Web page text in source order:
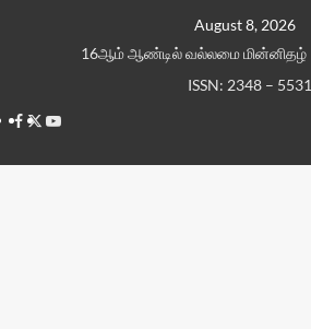
August 8, 2026
16ஆம் ஆண்டில் வல்லமை மின்னிதழ்
ISSN: 2348 – 5531
Facebook
TwitterYoutube